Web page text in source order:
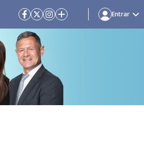
Entrar